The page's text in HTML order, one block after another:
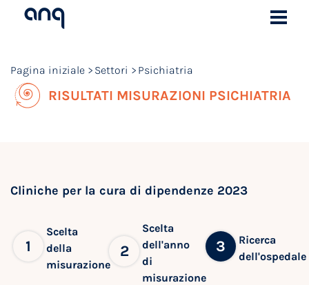
Pagina iniziale Settori Psichiatria
RISULTATI MISURAZIONI PSICHIATRIA
Cliniche per la cura di dipendenze 2023
1
Scelta
della
misurazione
2
Scelta
dell'anno
di
misurazione
3
Ricerca
dell'ospedale